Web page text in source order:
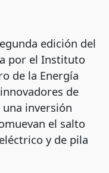
edición del
por el Instituto
de la Energía
de
una inversión
el salto
y de pila